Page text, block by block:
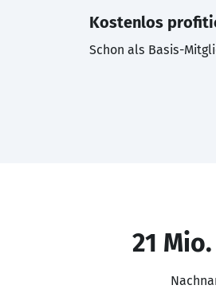
Kostenlos
Schon als Basis-
21